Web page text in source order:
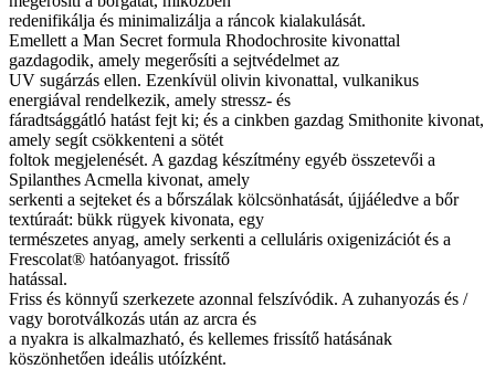
redenifikálja és minimalizálja a ráncok kialakulását.
Emellett a Man Secret formula Rhodochrosite kivonattal
gazdagodik, amely megerősíti a sejtvédelmet az
UV sugárzás ellen. Ezenkívül olivin kivonattal, vulkanikus
energiával rendelkezik, amely stressz- és
fáradtsággátló hatást fejt ki; és a cinkben gazdag Smithonite kivonat,
amely segít csökkenteni a sötét
foltok megjelenését. A gazdag készítmény egyéb összetevői a
Spilanthes Acmella kivonat, amely
serkenti a sejteket és a bőrszálak kölcsönhatását, újjáéledve a bőr
textúraát: bükk rügyek kivonata, egy
természetes anyag, amely serkenti a celluláris oxigenizációt és a
Frescolat® hatóanyagot. frissítő
hatással.
Friss és könnyű szerkezete azonnal felszívódik. A zuhanyozás és /
vagy borotválkozás után az arcra és
a nyakra is alkalmazható, és kellemes frissítő hatásának
köszönhetően ideális utóízként.